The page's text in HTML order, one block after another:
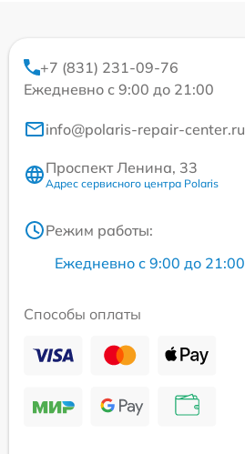
+7 (831) 231-09-76
Ежедневно с 9:00 до 21:00
info@polaris-repair-center.ru
Проспект Ленина, 33
Адрес сервисного центра Polaris
Режим работы:
Ежедневно с 9:00 до 21:00
Способы оплаты